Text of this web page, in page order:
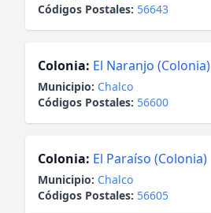
Códigos Postales: 56643
Colonia: El Naranjo (Colonia)
Municipio: Chalco
Códigos Postales: 56600
Colonia: El Paraíso (Colonia)
Municipio: Chalco
Códigos Postales: 56605